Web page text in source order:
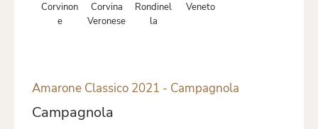
Corvinon
e
Corvina
Veronese
Rondinel
la
Veneto
Amarone Classico 2021 - Campagnola
Campagnola